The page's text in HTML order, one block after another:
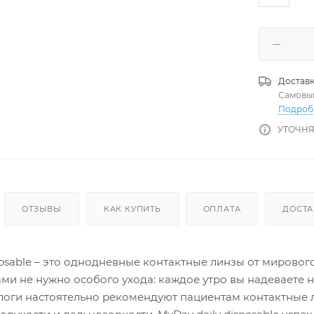
ОТЗЫВЫ КАК КУПИТЬ ОПЛАТА
– это однодневные контактные линзы от
не нужно особого ухода: каждое утро вы надеваете
настоятельно рекомендуют пациентам